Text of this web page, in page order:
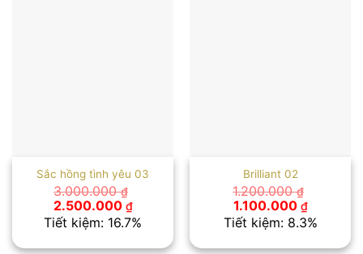
Sắc hồng tình yêu 03
3.000.000₫
Giá
gốc
là:
2.500.000 ₫Giá
hiện
tại
Tiết kiệm: 16.7%
Brilliant 02
1.200.000₫
Giá
gốc
là:
1.100.000 ₫Giá
hiện
tại
Tiết kiệm: 8.3%